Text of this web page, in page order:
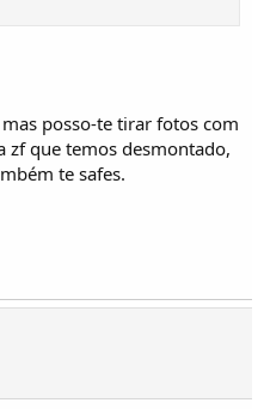
posso-te tirar fotos com
zf que temos desmontado,
te safes.